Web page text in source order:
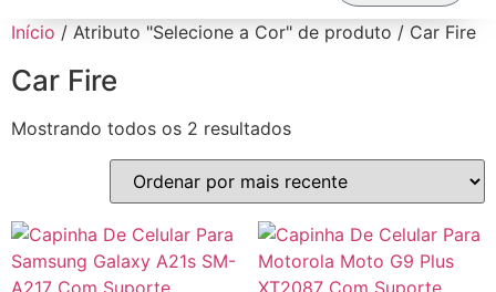
Início / Atributo "Selecione a Cor" de produto / Car Fire
Car Fire
Mostrando todos os 2 resultados